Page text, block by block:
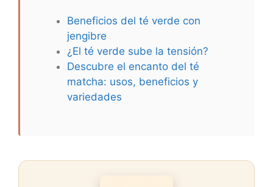
Beneficios del té verde con
jengibre
¿El té verde sube la tensión?
Descubre el encanto del té
matcha: usos, beneficios y
variedades